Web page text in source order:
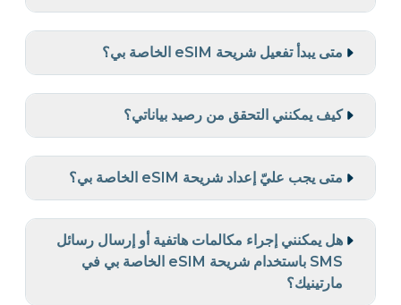
متى يبدأ تفعيل شريحة eSIM الخاصة بي؟
كيف يمكنني التحقق من رصيد بياناتي؟
متى يجب عليّ إعداد شريحة eSIM الخاصة بي؟
هل يمكنني إجراء مكالمات هاتفية أو إرسال رسائل
SMS باستخدام شريحة eSIM الخاصة بي في
مارتينيك؟